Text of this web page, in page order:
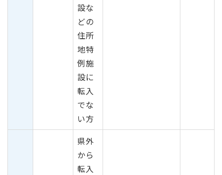
設な
どの
住所
地特
例施
設に
転入
でな
い方
県外
から
転入